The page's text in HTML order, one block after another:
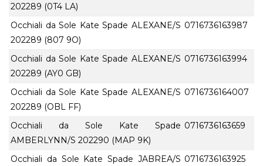
202289 (0T4 LA)
Occhiali da Sole Kate Spade ALEXANE/S
202289 (807 9O)
0716736163987
Occhiali da Sole Kate Spade ALEXANE/S
202289 (AY0 GB)
0716736163994
Occhiali da Sole Kate Spade ALEXANE/S
202289 (OBL FF)
0716736164007
Occhiali da Sole Kate Spade
AMBERLYNN/S 202290 (MAP 9K)
0716736163659
Occhiali da Sole Kate Spade JABREA/S 0716736163925